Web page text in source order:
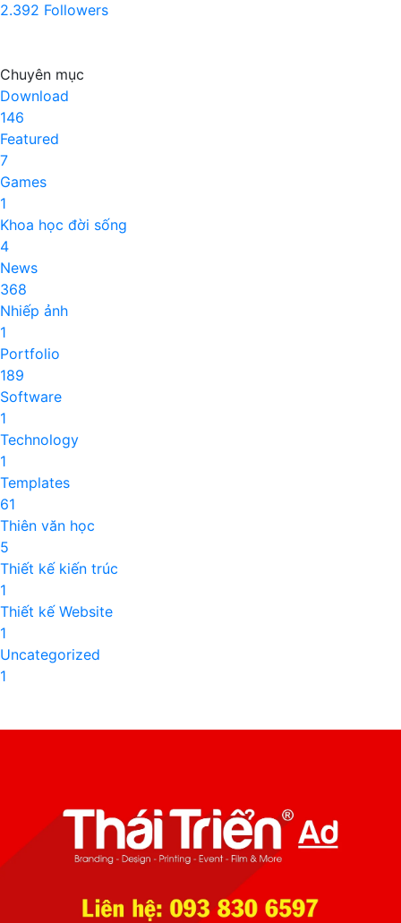
2.392 Followers
Chuyên mục
Download
146
Featured
7
Games
1
Khoa học đời sống
4
News
368
Nhiếp ảnh
1
Portfolio
189
Software
1
Technology
1
Templates
61
Thiên văn học
5
Thiết kế kiến trúc
1
Thiết kế Website
1
Uncategorized
1